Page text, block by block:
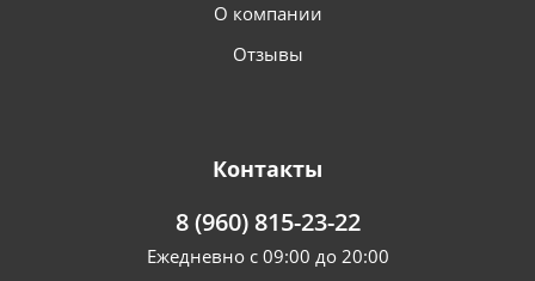
О компании
Отзывы
Контакты
8 (960) 815-23-22
Ежедневно с 09:00 до 20:00